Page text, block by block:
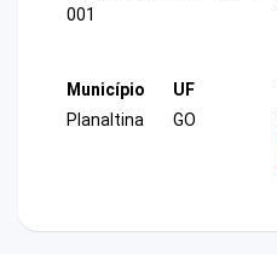
001
Município
Planaltina
UF
GO